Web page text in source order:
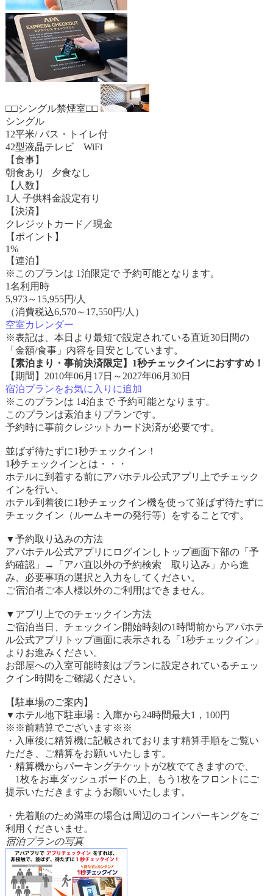
□□シングル禁煙室□□
シングル
12平米/ バス・トイレ付
42型液晶テレビ WiFi
【食事】
朝食あり 夕食なし
【人数】
1人 子供料金設定有り
【決済】
クレジットカード／現金
【ポイント】
1%
【連泊】
※このプランは 1泊限定で 予約可能となります。
1名利用時
5,973～ 15,955円/人
（消費税込6,570～17,550円/人）
空室カレンダー
※表記は、本日より最短で設定されている直近30日間の
「金額/食事」内容を目安としています。
【素泊まり・事前決済限定】1秒チェックインにおすすめ！
【期間】2010年06月17日～2027年06月30日
宿泊プランをお気に入りに追加
※このプランは 14泊まで 予約可能となります。
このプランは素泊まりプランです。
予約時に事前クレジットカード決済が必要です。
並ばず待たずに1秒チェックイン！
1秒チェックインとは・・・
ホテルに到着する前にアパホテル公式アプリ上でチェック
インを行い、
ホテル到着後に1秒チェックイン機を使って並ばず待たずに
チェックイン（ルームキーの発行等）をすることです。
▼予約取り込みの方法
アパホテル公式アプリにログインしトップ画面下部の「予
約確認」→「アパ直以外の予約検索 取り込み」から進
み、必要事項の選択と入力をしてください。
ご宿泊者ご本人様以外のご利用はできません。
▼アプリ上でのチェックイン方法
ご宿泊当日、チェックイン開始時刻の1時間前からアパホテ
ル公式アプリトップ画面に表示される「1秒チェックイン」
よりお進みください。
お部屋への入室可能時刻はプランに設定されているチェッ
クイン時間をご確認ください。
【駐車場のご案内】
▼ホテル地下駐車場：入庫から24時間最大1，100円
※※前精算でございます※※
・入庫後に精算機に記載されております精算手順をご覧い
ただき、ご精算をお願いいたします。
・精算機からパーキングチケットが2枚でてきますので、
1枚をお車ダッシュボードの上、もう1枚をフロントにご
提示いただきますようお願いいたします。
・先着順のため満車の場合は周辺のコインパーキングをご
利用くださいませ。
宿泊プランの写真